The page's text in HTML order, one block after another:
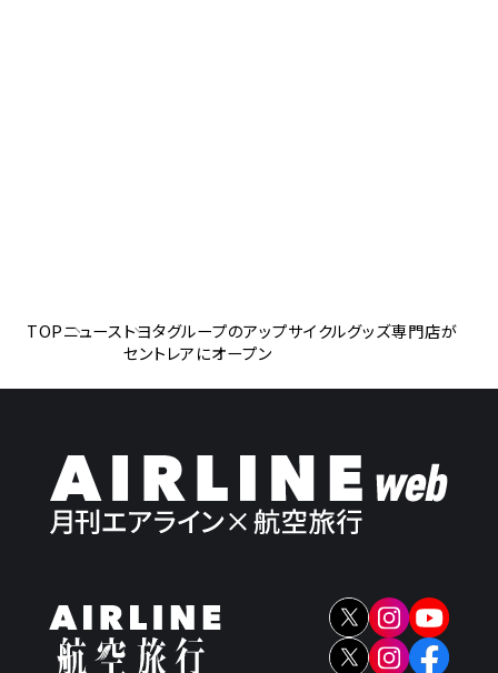
TOPニュース トヨタグループのアップサイクルグッズ専門店が
セントレアにオープン